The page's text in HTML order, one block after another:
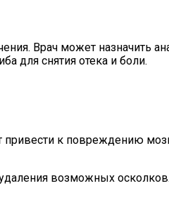
Врач может назначить
для снятия отека и боли.
привести к повреждению
возможных